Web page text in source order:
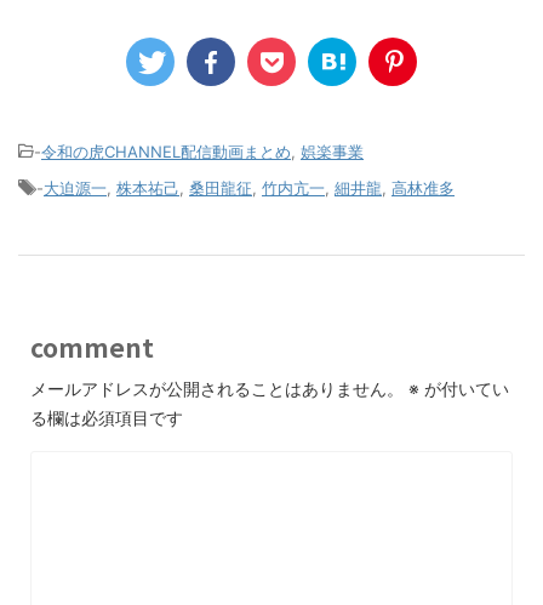
-令和の虎CHANNEL配信動画まとめ, 娯楽事業
-大迫源一, 株本祐己, 桑田龍征, 竹内亢一, 細井龍, 高林准多
comment
メールアドレスが公開されることはありません。 ※ が付いてい
る欄は必須項目です